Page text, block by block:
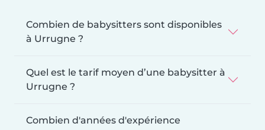
Combien de babysitters sont disponibles
à Urrugne ?
Quel est le tarif moyen d’une babysitter à
Urrugne ?
Combien d'années d'expérience